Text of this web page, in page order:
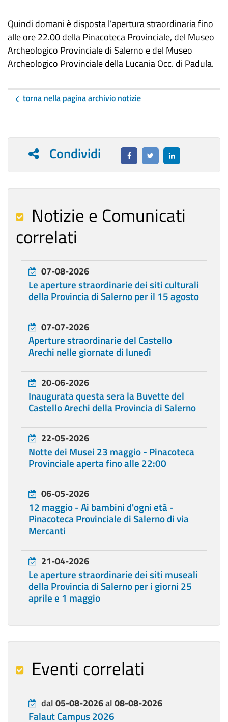
Quindi domani è disposta l’apertura straordinaria fino
alle ore 22.00 della Pinacoteca Provinciale, del Museo
Archeologico Provinciale di Salerno e del Museo
Archeologico Provinciale della Lucania Occ. di Padula.
torna nella pagina archivio notizie
Condividi
Notizie e Comunicati
correlati
07-08-2026
Le aperture straordinarie dei siti culturali
della Provincia di Salerno per il 15 agosto
07-07-2026
Aperture straordinarie del Castello
Arechi nelle giornate di lunedì
20-06-2026
Inaugurata questa sera la Buvette del
Castello Arechi della Provincia di Salerno
22-05-2026
Notte dei Musei 23 maggio - Pinacoteca
Provinciale aperta fino alle 22:00
06-05-2026
12 maggio - Ai bambini d'ogni età -
Pinacoteca Provinciale di Salerno di via
Mercanti
21-04-2026
Le aperture straordinarie dei siti museali
della Provincia di Salerno per i giorni 25
aprile e 1 maggio
Eventi correlati
dal05-08-2026al08-08-2026
Falaut Campus 2026